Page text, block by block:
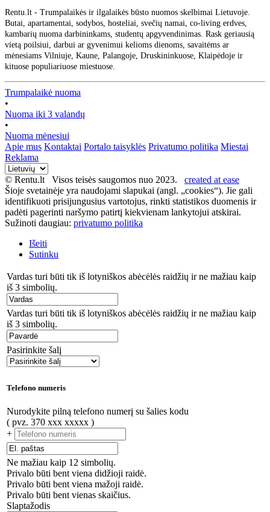
Rentu.lt - Trumpalaikės ir ilgalaikės būsto nuomos skelbimai Lietuvoje.
Butai, apartamentai, sodybos, hosteliai, svečių namai, co-living erdves,
kambarių nuoma darbininkams, studentų apgyvendinimas. Rask geriausią
vietą poilsiui, darbui ar gyvenimui kelioms dienoms, savaitėms ar
mėnesiams Vilniuje, Kaune, Palangoje, Druskininkuose, Klaipėdoje ir
kituose populiariuose miestuose.
Trumpalaikė nuoma
•
Nuoma iki 3 valandų
•
Nuoma mėnesiui
Apie mus Kontaktai Portalo taisyklės Privatumo politika Miestai
Reklama
© Rentu.lt Visos teisės saugomos nuo 2023. created at ease
Šioje svetainėje yra naudojami slapukai (angl. „cookies“). Jie gali
identifikuoti prisijungusius vartotojus, rinkti statistikos duomenis ir
padėti pagerinti naršymo patirtį kiekvienam lankytojui atskirai.
Sužinoti daugiau: privatumo politika
Išeiti
Sutinku
Vardas turi būti tik iš lotyniškos abėcėlės raidžių ir ne mažiau kaip
iš 3 simbolių.
Vardas turi būti tik iš lotyniškos abėcėlės raidžių ir ne mažiau kaip
iš 3 simbolių.
Pasirinkite šalį
Telefono numeris
Nurodykite pilną telefono numerį su šalies kodu
( pvz. 370 xxx xxxxx )
+
Ne mažiau kaip 12 simbolių.
Privalo būti bent viena didžioji raidė.
Privalo būti bent viena mažoji raidė.
Privalo būti bent vienas skaičius.
Slaptažodis